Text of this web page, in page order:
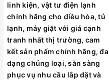
linh kiện, vật tư điện lạnh
chính hãng cho điều hòa, tủ
lạnh, máy giặt với giá cạnh
tranh nhất thị trường, cam
kết sản phẩm chính hãng, đa
dạng chủng loại, sẵn sàng
phục vụ nhu cầu lắp đặt và